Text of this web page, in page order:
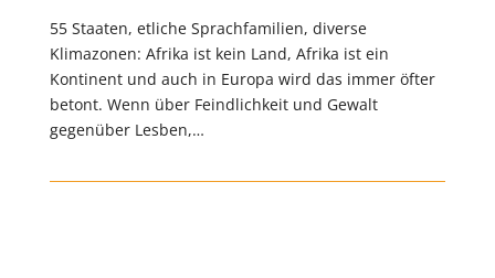
55 Staaten, etliche Sprachfamilien, diverse
Klimazonen: Afrika ist kein Land, Afrika ist ein
Kontinent und auch in Europa wird das immer öfter
betont. Wenn über Feindlichkeit und Gewalt
gegenüber Lesben,…